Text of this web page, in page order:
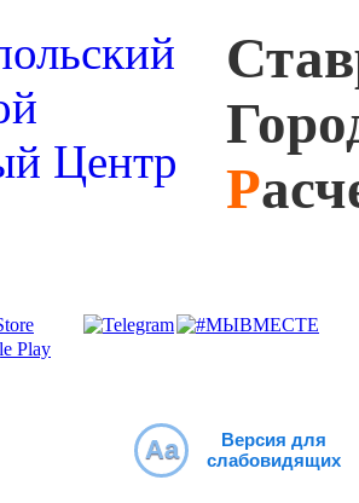
С
Г
Р
Aa
Версия для
слабовидящих